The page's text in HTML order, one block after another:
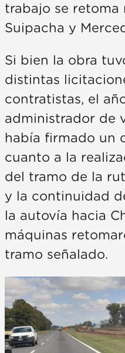
trabajo se retoma
Suipacha y
Si bien la obra
distintas
contratistas, el
administrador de
había firmado un
cuanto a la
del tramo de la
y la continuidad
la autovía hacia
máquinas
tramo señalado.